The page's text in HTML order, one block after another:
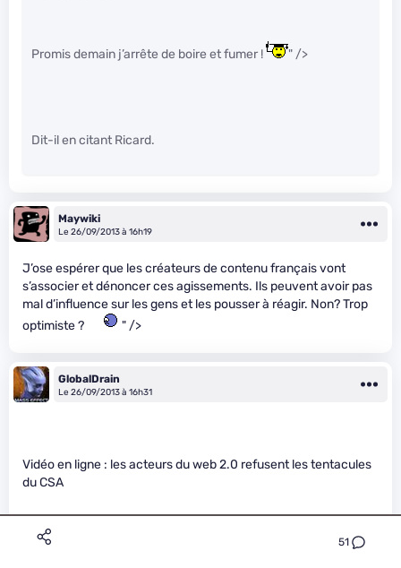
51
Promis demain j’arrête de boire et fumer ! " />
Dit-il en citant Ricard.
Maywiki
Le 26/09/2013 à 16h19
J’ose espérer que les créateurs de contenu français vont
s’associer et dénoncer ces agissements. Ils peuvent avoir pas
mal d’influence sur les gens et les pousser à réagir. Non? Trop
optimiste ?
" />
GlobalDrain
Le 26/09/2013 à 16h31
Vidéo en ligne : les acteurs du web 2.0 refusent les tentacules
du CSA